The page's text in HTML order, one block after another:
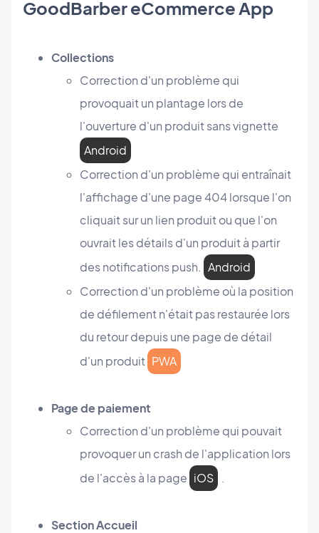
GoodBarber eCommerce App
Collections
Correction d'un problème qui
provoquait un plantage lors de
l'ouverture d'un produit sans vignette
Android
Correction d'un problème qui entraînait
l'affichage d'une page 404 lorsque l'on
cliquait sur un lien produit ou que l'on
ouvrait les détails d'un produit à partir
des notifications push. Android
Correction d'un problème où la position
de défilement n'était pas restaurée lors
du retour depuis une page de détail
d'un produit PWA
Page de paiement
Correction d'un problème qui pouvait
provoquer un crash de l'application lors
de l'accès à la page iOS .
Section Accueil